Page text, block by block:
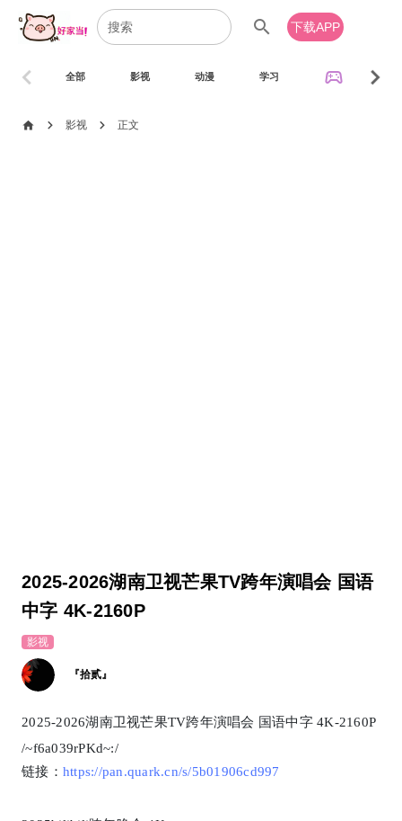
search 下载APP
全部 影视 动漫 学习 sports_esports
chevron_left chevron_right
home chevron_right 影视 chevron_right 正文
2025-2026湖南卫视芒果TV跨年演唱会 国语
中字 4K-2160P
影视
『拾贰』
2025-2026湖南卫视芒果TV跨年演唱会 国语中字 4K-2160P
/~f6a039rPKd~:/
链接： https://pan.quark.cn/s/5b01906cd997